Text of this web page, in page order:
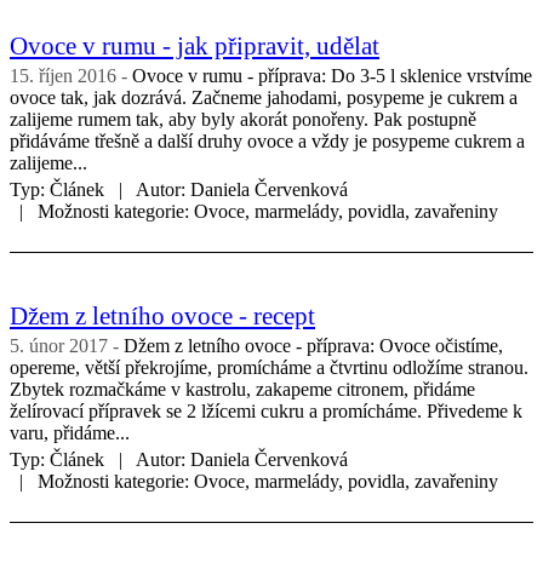
Ovoce v rumu - jak připravit, udělat
15. říjen 2016
Ovoce v rumu - příprava: Do 3-5 l sklenice vrstvíme
ovoce tak, jak dozrává. Začneme jahodami, posypeme je cukrem a
zalijeme rumem tak, aby byly akorát ponořeny. Pak postupně
přidáváme třešně a další druhy ovoce a vždy je posypeme cukrem a
zalijeme...
Typ: Článek Autor: Daniela Červenková
Možnosti kategorie: Ovoce, marmelády, povidla, zavařeniny
Džem z letního ovoce - recept
5. únor 2017
Džem z letního ovoce - příprava: Ovoce očistíme,
opereme, větší překrojíme, promícháme a čtvrtinu odložíme stranou.
Zbytek rozmačkáme v kastrolu, zakapeme citronem, přidáme
želírovací přípravek se 2 lžícemi cukru a promícháme. Přivedeme k
varu, přidáme...
Typ: Článek Autor: Daniela Červenková
Možnosti kategorie: Ovoce, marmelády, povidla, zavařeniny